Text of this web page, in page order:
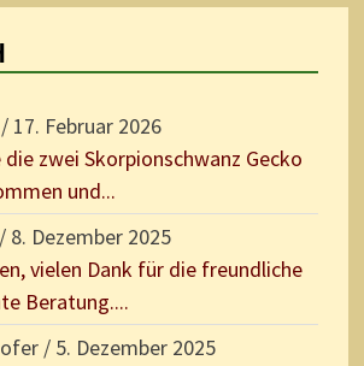
17. Februar 2026
die zwei Skorpionschwanz Gecko
und...
8. Dezember 2025
vielen Dank für die freundliche
Beratung....
/ 5. Dezember 2025